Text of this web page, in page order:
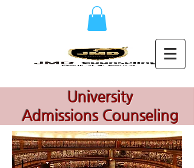
University
Admissions Counseling